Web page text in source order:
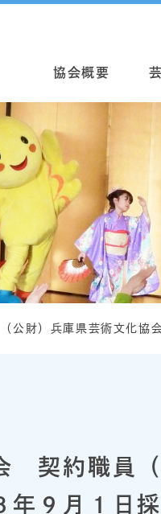
協会概要
（公財）兵庫県芸術文化
契約職員
９月１日採